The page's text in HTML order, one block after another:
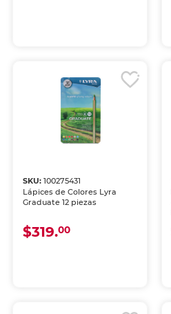
SKU:100275431
Lápices de Colores Lyra
Graduate 12 piezas
$319.00